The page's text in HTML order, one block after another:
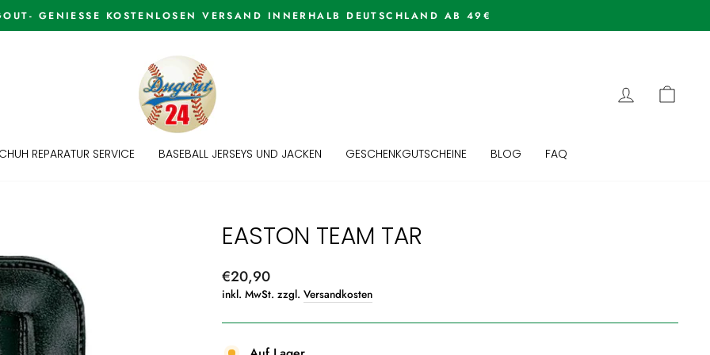
Pause
WELCOME TO THE DUGOUT
EINLOGGEN
REPARATUR SERVICE BASEBALL JERSEYS UND JACKEN GESCHENKGUTSCHEINE BLOG FAQ
EASTON TEAM TAR
Normaler
Preis
€20,90
inkl. MwSt. zzgl. Versandkosten